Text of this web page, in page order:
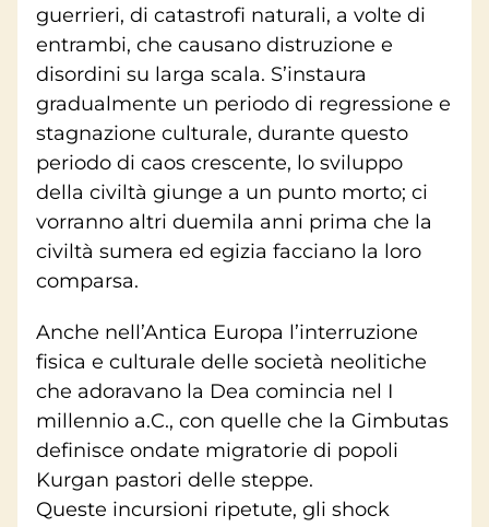
guerrieri, di catastrofi naturali, a volte di
entrambi, che causano distruzione e
disordini su larga scala. S’instaura
gradualmente un periodo di regressione e
stagnazione culturale, durante questo
periodo di caos crescente, lo sviluppo
della civiltà giunge a un punto morto; ci
vorranno altri duemila anni prima che la
civiltà sumera ed egizia facciano la loro
comparsa.
Anche nell’Antica Europa l’interruzione
fisica e culturale delle società neolitiche
che adoravano la Dea comincia nel I
millennio a.C., con quelle che la Gimbutas
definisce ondate migratorie di popoli
Kurgan pastori delle steppe.
Queste incursioni ripetute, gli shock